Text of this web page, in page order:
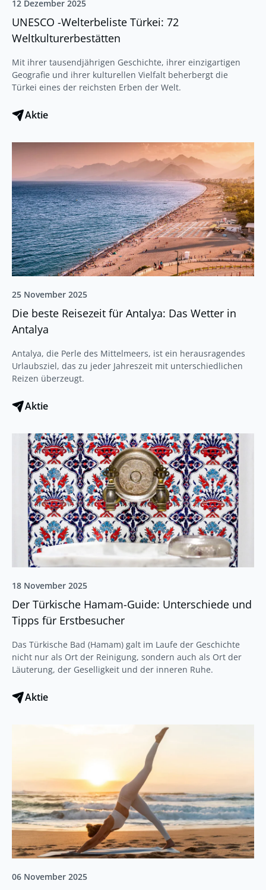
12 Dezember 2025
UNESCO -Welterbeliste Türkei: 72
Weltkulturerbestätten
Mit ihrer tausendjährigen Geschichte, ihrer einzigartigen
Geografie und ihrer kulturellen Vielfalt beherbergt die
Türkei eines der reichsten Erben der Welt.
Aktie
25 November 2025
Die beste Reisezeit für Antalya: Das Wetter in
Antalya
Antalya, die Perle des Mittelmeers, ist ein herausragendes
Urlaubsziel, das zu jeder Jahreszeit mit unterschiedlichen
Reizen überzeugt.
Aktie
18 November 2025
Der Türkische Hamam-Guide: Unterschiede und
Tipps für Erstbesucher
Das Türkische Bad (Hamam) galt im Laufe der Geschichte
nicht nur als Ort der Reinigung, sondern auch als Ort der
Läuterung, der Geselligkeit und der inneren Ruhe.
Aktie
06 November 2025